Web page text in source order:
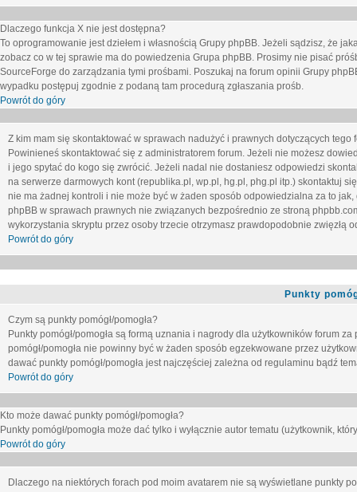
Dlaczego funkcja X nie jest dostępna?
To oprogramowanie jest dziełem i własnością Grupy phpBB. Jeżeli sądzisz, że
zobacz co w tej sprawie ma do powiedzenia Grupa phpBB. Prosimy nie pisać
SourceForge do zarządzania tymi prośbami. Poszukaj na forum opinii Grupy
wypadku postępuj zgodnie z podaną tam procedurą zgłaszania prośb.
Powrót do góry
Z kim mam się skontaktować w sprawach nadużyć i prawnych dotyczących tego
Powinieneś skontaktować się z administratorem forum. Jeżeli nie możesz
i jego spytać do kogo się zwrócić. Jeżeli nadal nie dostaniesz odpowiedzi
na serwerze darmowych kont (republika.pl, wp.pl, hg.pl, phg.pl itp.) skontaktuj
nie ma żadnej kontroli i nie może być w żaden sposób odpowiedzialna za to
phpBB w sprawach prawnych nie związanych bezpośrednio ze stroną
wykorzystania skryptu przez osoby trzecie otrzymasz prawdopodobnie zwięzłą
Powrót do góry
Punkty
Czym są punkty pomógł/pomogła?
Punkty pomógł/pomogła są formą uznania i nagrody dla użytkowników forum
pomógł/pomogła nie powinny być w żaden sposób egzekwowane przez
dawać punkty pomógł/pomogła jest najczęściej zależna od regulaminu bądź
Powrót do góry
Kto może dawać punkty pomógł/pomogła?
Punkty pomógł/pomogła może dać tylko i wyłącznie autor tematu (użytkownik,
Powrót do góry
Dlaczego na niektórych forach pod moim avatarem nie są wyświetlane punkty